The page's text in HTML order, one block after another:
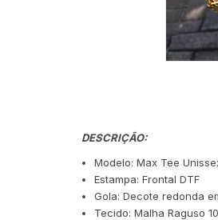
DESCRIÇÃO:
Modelo: Max Tee
Estampa: Frontal DTF
Gola: Decote redonda
Tecido: Malha Raguso